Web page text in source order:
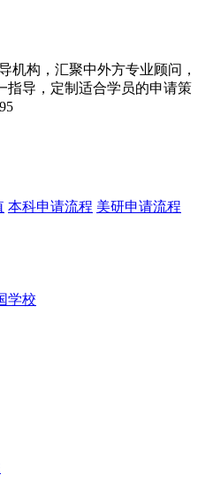
机构，汇聚中外方专业顾问，
指导，定制适合学员的申请策
本科申请流程 美研申请流程
学校